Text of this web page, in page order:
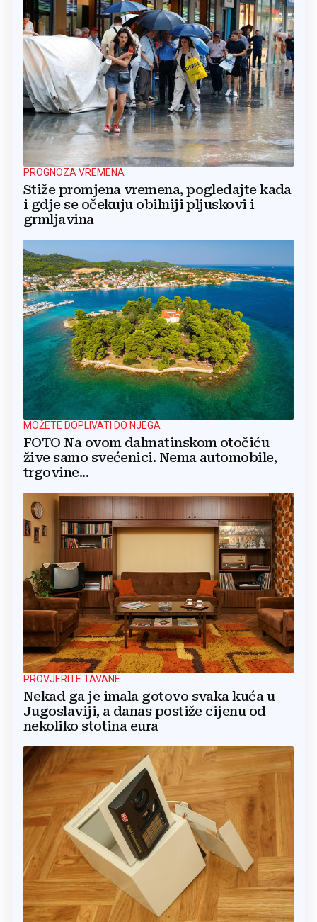
PROGNOZA VREMENA
Stiže promjena vremena, pogledajte kada
i gdje se očekuju obilniji pljuskovi i
grmljavina
MOŽETE DOPLIVATI DO NJEGA
FOTO Na ovom dalmatinskom otočiću
žive samo svećenici. Nema automobile,
trgovine...
PROVJERITE TAVANE
Nekad ga je imala gotovo svaka kuća u
Jugoslaviji, a danas postiže cijenu od
nekoliko stotina eura